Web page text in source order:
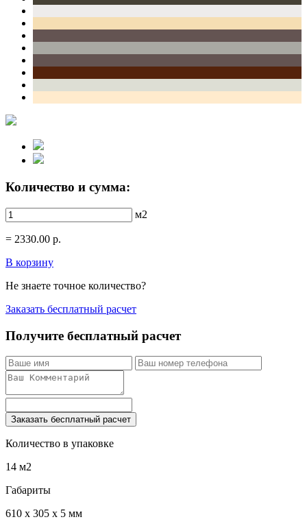
Количество и сумма:
м2
= 2330.00 р.
В корзину
Не знаете точное количество?
Заказать бесплатный расчет
Получите бесплатный расчет
Заказать бесплатный расчет
Количество в упаковке
14 м2
Габариты
610 x 305 x 5 мм